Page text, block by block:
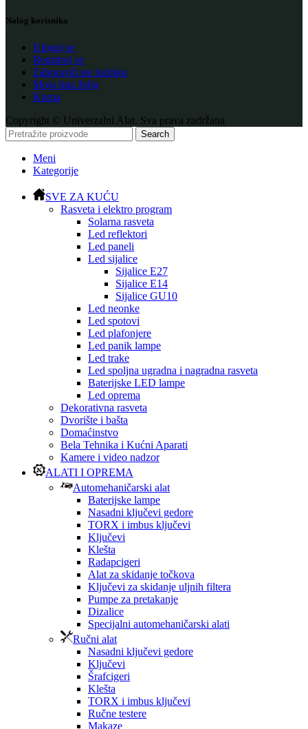
Nalog korisnika
Uloguj se
Registruj se
Zaboravili ste lozinku
Moja lista želja
Korpa
Copyright © Univerzalni Alat. Sva prava zadržana
Search
Meni
Kategorije
SVE ZA KUĆU
Rasveta i elektro program
Solarna rasveta
Led reflektori
Led paneli
Led sijalice
Sijalice E27
Sijalice E14
Sijalice GU10
Led neonke
Led spotovi
Led plafonjere
Led panik lampe
Led trake
Led spoljna ugradna i nagradna rasveta
Baterijske LED lampe
Led oprema
Dekorativna rasveta
Dvorište i bašta
Domaćinstvo
Bela Tehnika i Kućni Aparati
Kamere i video nadzor
ALATI I OPREMA
Automehaničarski alat
Baterijske lampe
Nasadni ključevi gedore
TORX i imbus ključevi
Ključevi
Klešta
Radapcigeri
Alat za skidanje točkova
Ključevi za skidanje uljnih filtera
Pumpe za pretakanje
Dizalice
Specijalni automehaničarski alati
Ručni alat
Nasadni ključevi gedore
Ključevi
Šrafcigeri
Klešta
TORX i imbus ključevi
Ručne testere
Makaze